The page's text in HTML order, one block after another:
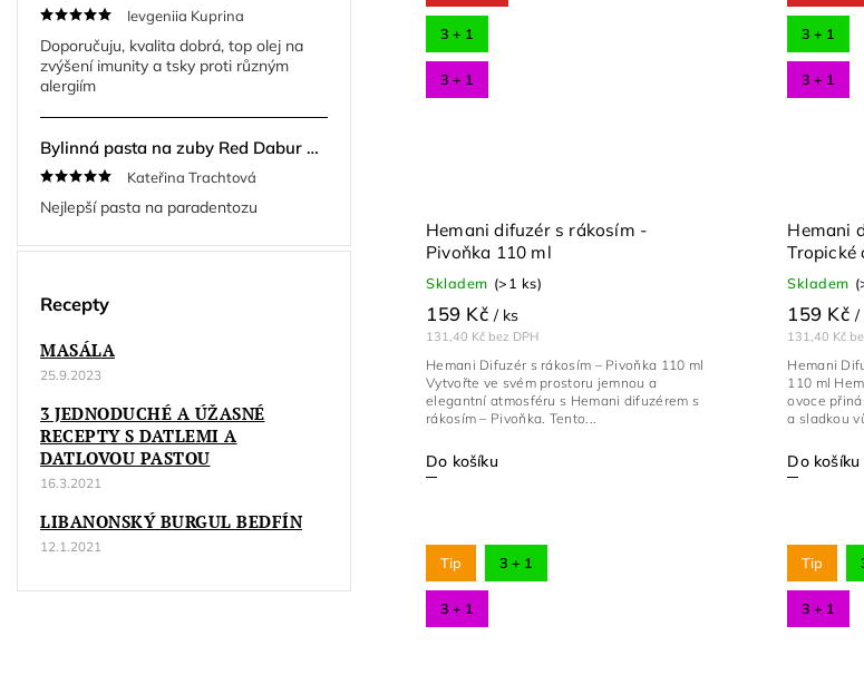
Ievgeniia Kuprina
Doporučuju, kvalita dobrá, top olej na
zvýšení imunity a tsky proti různým
alergiím
Bylinná pasta na zuby Red Dabur Herbal 200 g + kartáček ZDARMA
Kateřina Trachtová
Nejlepší pasta na paradentozu
Recepty
MASÁLA
25.9.2023
3 JEDNODUCHÉ A ÚŽASNÉ
RECEPTY S DATLEMI A
DATLOVOU PASTOU
16.3.2021
LIBANONSKÝ BURGUL BEDFÍN
12.1.2021
3 + 1
3 + 1
Hemani difuzér s rákosím -
Pivoňka 110 ml
Skladem (>1 ks)
131,40 Kč bez DPH
159 Kč / ks
Do košíku
Hemani Difuzér s rákosím – Pivoňka 110 ml
Vytvořte ve svém prostoru jemnou a
elegantní atmosféru s Hemani difuzérem s
rákosím – Pivoňka. Tento...
3 + 1
3 + 1
Hemani
Tropické
Skladem
131,40 Kč
159 Kč /
Do košíku
Hemani
110 ml
ovoce
a sladkou
Tip 3 + 1
3 + 1
Tip
3 + 1